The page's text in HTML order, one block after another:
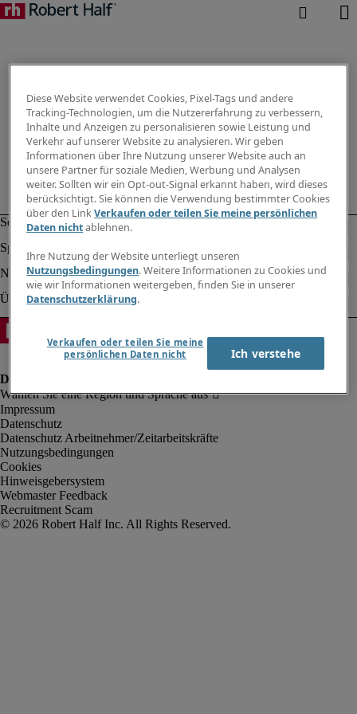
Impressum
Datenschutz
Datenschutz Arbeitnehmer/Zeitarbeitskräfte
Nutzungsbedingungen
Cookies
Hinweisgebersystem
Webmaster Feedback
Recruitment Scam
Diese Website verwendet Cookies, Pixel-Tags und andere
Tracking-Technologien, um die Nutzererfahrung zu verbessern,
Inhalte und Anzeigen zu personalisieren sowie Leistung und
Verkehr auf unserer Website zu analysieren. Wir geben
Informationen über Ihre Nutzung unserer Website auch an
unsere Partner für soziale Medien, Werbung und Analysen
weiter. Sollten wir ein Opt-out-Signal erkannt haben, wird dieses
berücksichtigt. Sie können die Verwendung bestimmter Cookies
über den LinkVerkaufen oder teilen Sie meine persönlichen
Daten nichtablehnen.
Ihre Nutzung der Website unterliegt unseren
Nutzungsbedingungen. Weitere Informationen zu Cookies und
wie wir Informationen weitergeben, finden Sie in unserer
Datenschutzerklärung.
Verkaufen oder teilen Sie meine
persönlichen Daten nicht
Ich verstehe